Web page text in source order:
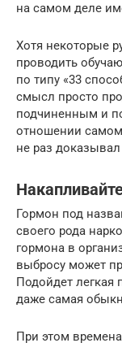
на самом деле
Хотя некоторые
проводить
по типу «33
смысл просто
подчиненным и
отношении
не раз
Гормон под
своего рода
гормона в
выбросу может
Подойдет легкая
даже самая
При этом